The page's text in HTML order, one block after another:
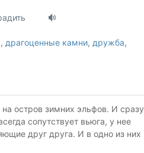
, драгоценные камни, дружба,
остров зимних эльфов. И сразу
сопутствует вьюга, у нее
друг друга. И в одно из них